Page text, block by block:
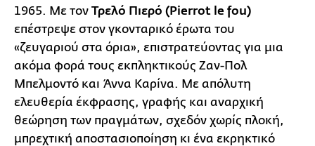
1965. Με τον Τρελό Πιερό (Pierrot le fou)
επέστρεψε στον γκονταρικό έρωτα του
«ζευγαριού στα όρια», επιστρατεύοντας για μια
ακόμα φορά τους εκπληκτικούς Ζαν-Πολ
Μπελμοντό και Άννα Καρίνα. Με απόλυτη
ελευθερία έκφρασης, γραφής και αναρχική
θεώρηση των πραγμάτων, σχεδόν χωρίς πλοκή,
μπρεχτική αποστασιοποίηση κι ένα εκρηκτικό